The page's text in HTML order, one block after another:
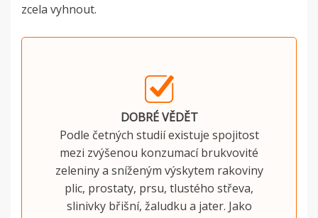
zcela vyhnout.
DOBRÉ VĚDĚT
Podle četných studií existuje spojitost
mezi zvýšenou konzumací brukvovité
zeleniny a sníženým výskytem rakoviny
plic, prostaty, prsu, tlustého střeva,
slinivky břišní, žaludku a jater. Jako